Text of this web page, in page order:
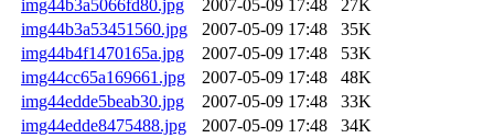
img44b3a5066fd80.jpg
2007-05-09 17:48
27K
img44b3a53451560.jpg
2007-05-09 17:48
35K
img44b4f1470165a.jpg
2007-05-09 17:48
53K
img44cc65a169661.jpg
2007-05-09 17:48
48K
img44edde5beab30.jpg
2007-05-09 17:48
33K
img44edde8475488.jpg
2007-05-09 17:48
34K